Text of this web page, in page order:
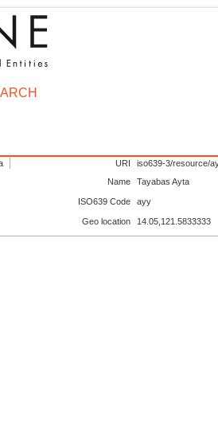
URI
iso639-3/resource/
Name
Tayabas Ayta
ISO639 Code ayy
Geo location 14.05,121.5833333